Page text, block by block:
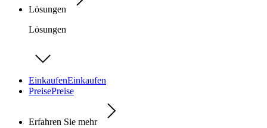
Lösungen
Lösungen
EinkaufenEinkaufen
PreisePreise
Erfahren Sie mehr